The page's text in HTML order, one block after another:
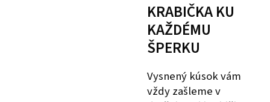
KRABIČKA KU
KAŽDÉMU
ŠPERKU
Vysnený kúsok vám
vždy zašleme v